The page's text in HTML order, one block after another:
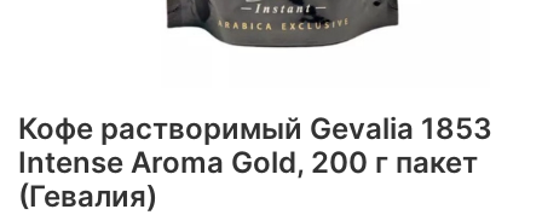
Кофе растворимый Gevalia 1853
Intense Aroma Gold, 200 г пакет
(Гевалия)